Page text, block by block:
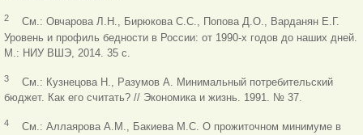
2
См.: Овчарова Л.Н., Бирюкова С.С., Попова Д.О., Варданян Е.Г.
Уровень и профиль бедности в России: от 1990-х годов до наших дней.
М.: НИУ ВШЭ, 2014. 35 с.
3
См.: Кузнецова Н., Разумов А. Минимальный потребительский
бюджет. Как его считать? // Экономика и жизнь. 1991. № 37.
4
См.: Аллаярова А.М., Бакиева М.С. О прожиточном минимуме в